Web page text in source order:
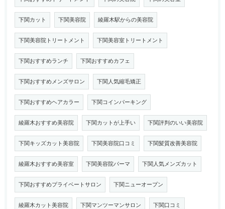
下関カット 下関美容院 綾羅木駅からの美容院
下関美容院トリートメント 下関美容室トリートメント
下関おすすめランチ 下関おすすめカフェ
下関おすすめメンズサロン 下関人気縮毛矯正
下関おすすめヘアカラー 下関コインパーキング
綾羅木おすすめ美容院 下関カットが上手い 下関評判のいい美容院
下関キッズカット美容院 下関美容院口コミ 下関髪質改善美容院
綾羅木おすすめ美容室 下関美容院パーマ 下関人気メンズカット
下関おすすめプライベートサロン 下関ニューオープン
綾羅木カット美容院 下関マンツーマンサロン 下関口コミ